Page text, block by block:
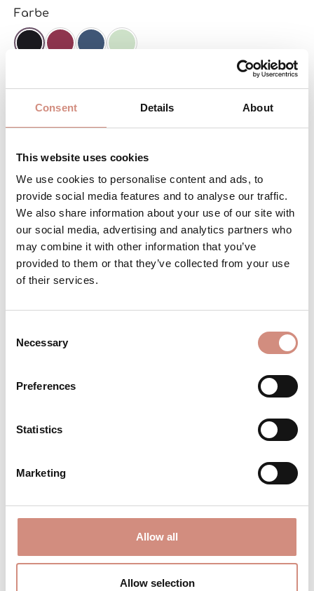
Consent Details About
This website uses cookies
We use cookies to personalise content and ads, to
provide social media features and to analyse our traffic.
We also share information about your use of our site with
our social media, advertising and analytics partners who
may combine it with other information that you’ve
provided to them or that they’ve collected from your use
of their services.
Selection
Necessary
Preferences
Statistics
Marketing
Allow all
Allow selection
Farbeauswählen
SCHWARZ
BEERENAVYMINT
XS S/M L/XL/XXL
(DIESE OPTION IST ZURZEIT NICHT
XXL/3XL
Versandbereit – schon in wenigen Tagen bei
Produkt Anzahl: Gib den
IN DEN WARENKORB
Produktnummer:
BESCHREIBUNG
wasserdichter Membran Wassersäule
Elasthan - Membran: 100%…
MATERIAL
HERSTELLERANGABEN